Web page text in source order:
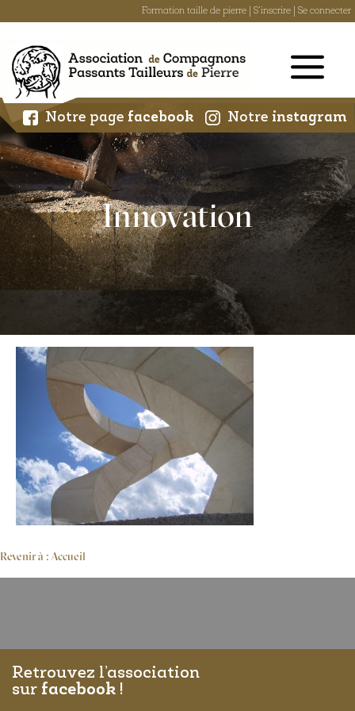
Formation taille de pierre S'inscrire Se connecter
content
Notre page facebook Notre instagram
Innovation
Revenir à : Accueil
Retrouvez l’association
sur facebook !